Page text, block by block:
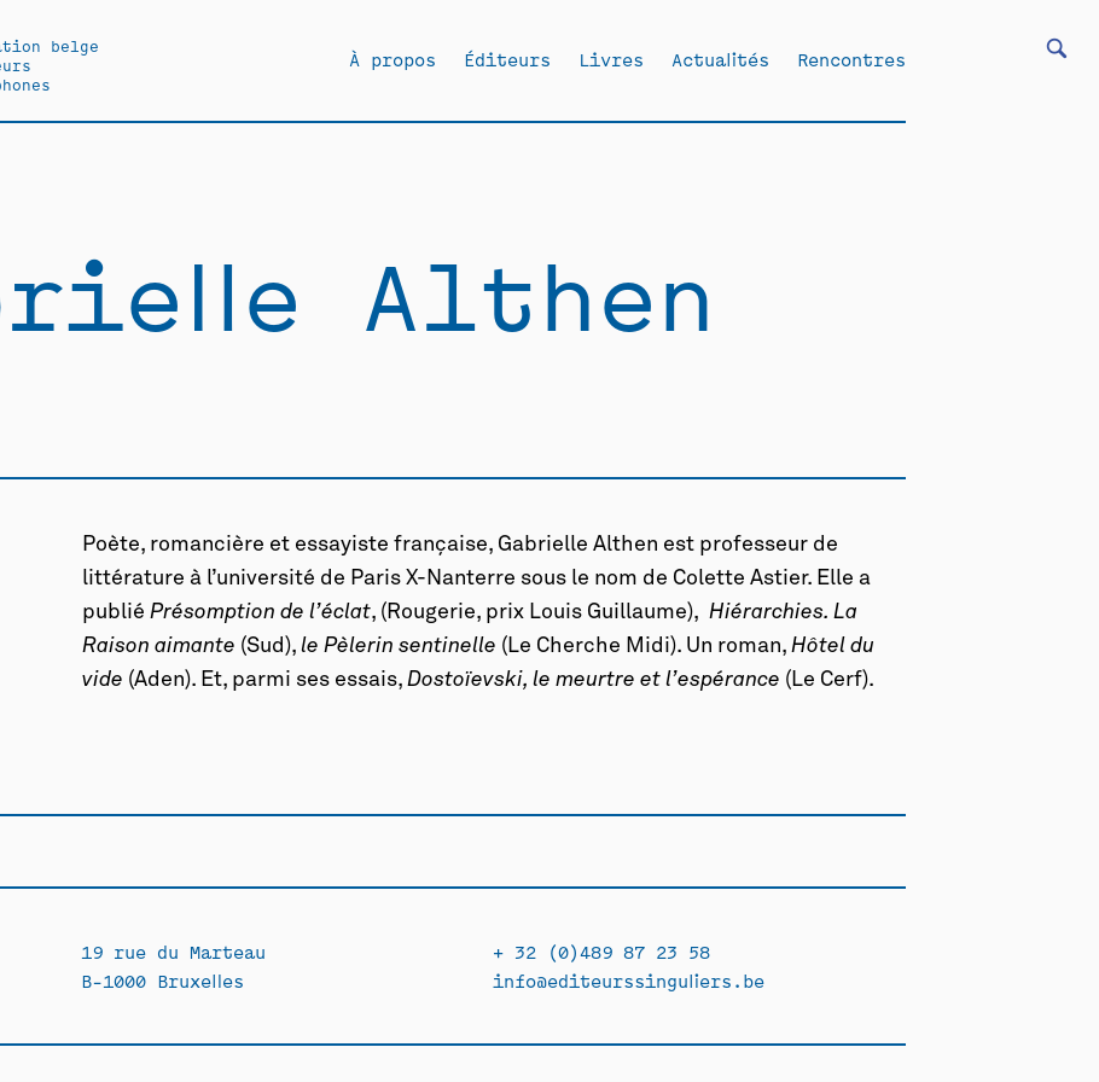
belge
À propos Éditeurs Livres Actualités Rencontres
Althen
Poète, romancière et essayiste française, Gabrielle Althen est professeur de
littérature à l’université de Paris X-Nanterre sous le nom de Colette Astier. Elle a
publiéPrésomption de l’éclat, (Rougerie, prix Louis Guillaume),Hiérarchies. La
Raison aimante (Sud),le Pèlerin sentinelle (Le Cherche Midi). Un roman,Hôtel du
vide (Aden). Et, parmi ses essais,Dostoïevski, le meurtre et l’espérance (Le Cerf).
19 rue du Marteau
B-1000 Bruxelles
+ 32 (0)489 87 23 58
info@editeurssinguliers.be